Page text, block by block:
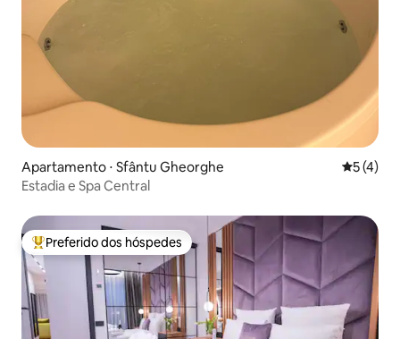
Apartamento ⋅ Sfântu Gheorghe 5 de
5 (4)
Estadia e Spa Central
Entre os melhores preferidos dos hóspedes
Preferido dos hóspedes